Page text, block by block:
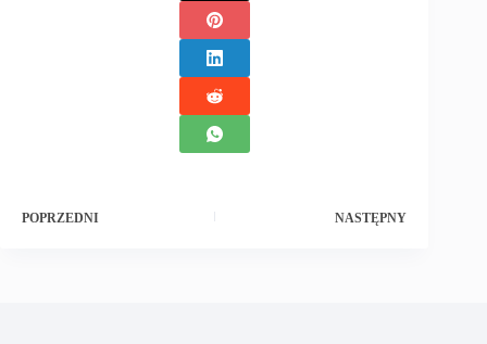
POPRZEDNI NASTĘPNY